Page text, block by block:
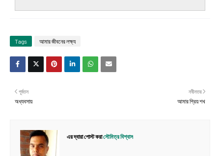
Tags আমার জীবনের লক্ষ্য
নবীনতর
আমার প্রিয় শখ
পূর্বতন
অধ্যবসায়
এর দ্বারা পোস্ট করাসৌমিত্র বিশ্বাস